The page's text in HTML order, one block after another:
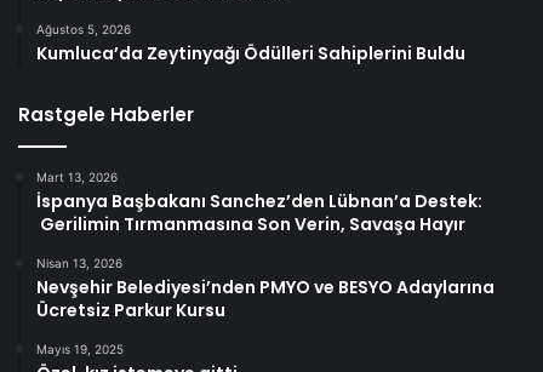
Ağustos 5, 2026
Kumluca’da Zeytinyağı Ödülleri Sahiplerini Buldu
Rastgele Haberler
Mart 13, 2026
İspanya Başbakanı Sanchez’den Lübnan’a Destek:
Gerilimin Tırmanmasına Son Verin, Savaşa Hayır
Nisan 13, 2026
Nevşehir Belediyesi’nden PMYO ve BESYO Adaylarına
Ücretsiz Parkur Kursu
Mayıs 19, 2025